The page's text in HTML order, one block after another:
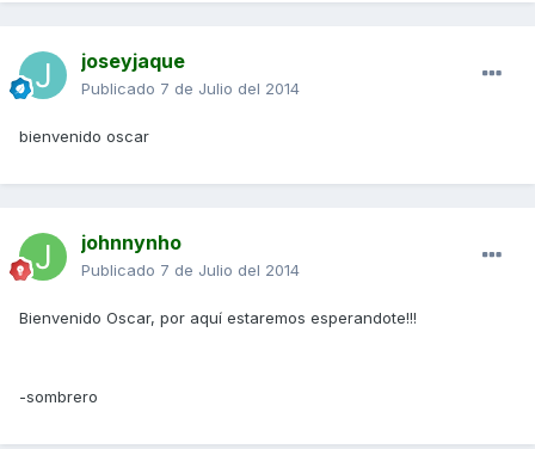
joseyjaque
Publicado 7 de Julio del 2014
bienvenido oscar
johnnynho
Publicado 7 de Julio del 2014
Bienvenido Oscar, por aquí estaremos esperandote!!!
-sombrero